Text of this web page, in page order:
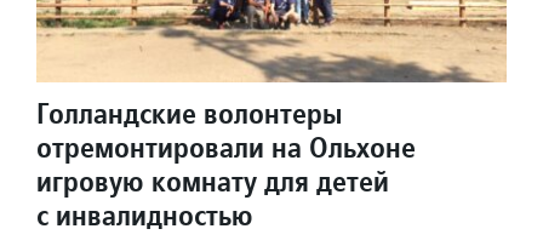
Голландские волонтеры
отремонтировали на Ольхоне
игровую комнату для детей
с инвалидностью